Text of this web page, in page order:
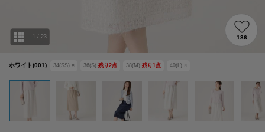
ホワイト(001) 34(SS) × 36(S) 残り 2点 38(M) 残り 1 点 40(L) ×
1 / 23 136